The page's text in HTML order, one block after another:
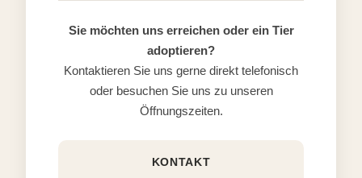
Sie möchten uns erreichen oder ein Tier
adoptieren?
Kontaktieren Sie uns gerne direkt telefonisch
oder besuchen Sie uns zu unseren
Öffnungszeiten.
KONTAKT